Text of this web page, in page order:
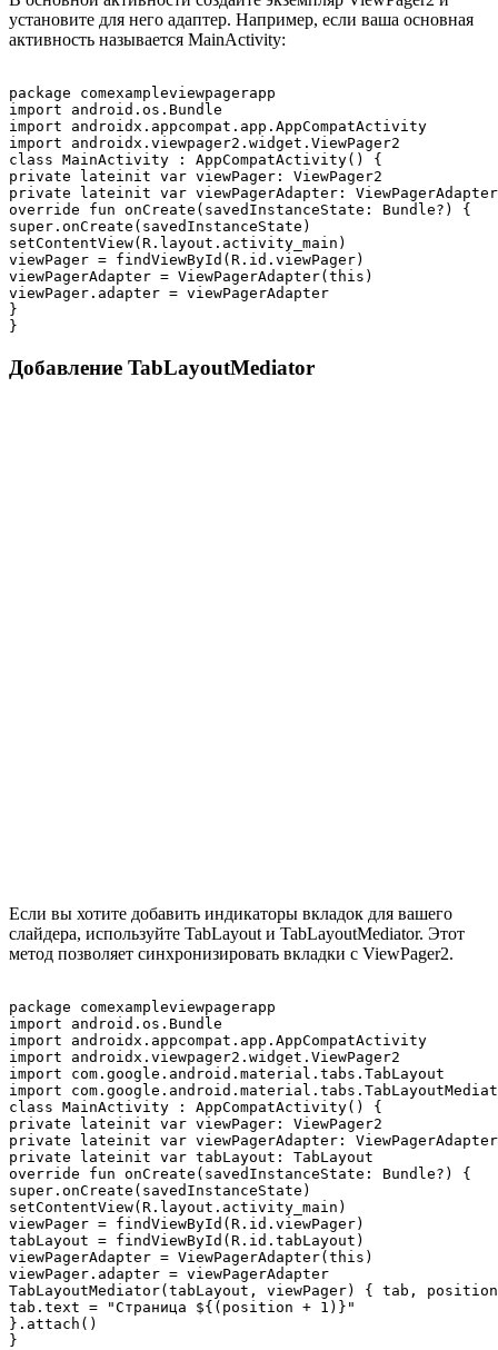
установите для него адаптер. Например, если ваша основная
активность называется MainActivity:
package comexampleviewpagerapp
import android.os.Bundle
import androidx.appcompat.app.AppCompatActivity
import androidx.viewpager2.widget.ViewPager2
class MainActivity : AppCompatActivity() {
private lateinit var viewPager: ViewPager2
private lateinit var viewPagerAdapter: ViewPagerAdapter
override fun onCreate(savedInstanceState: Bundle?) {
super.onCreate(savedInstanceState)
setContentView(R.layout.activity_main)
viewPager = findViewById(R.id.viewPager)
viewPagerAdapter = ViewPagerAdapter(this)
viewPager.adapter = viewPagerAdapter
}
Добавление TabLayoutMediator
Если вы хотите добавить индикаторы вкладок для вашего
слайдера, используйте TabLayout и TabLayoutMediator. Этот
метод позволяет синхронизировать вкладки с ViewPager2.
package comexampleviewpagerapp
import android.os.Bundle
import androidx.appcompat.app.AppCompatActivity
import androidx.viewpager2.widget.ViewPager2
import com.google.android.material.tabs.TabLayout
import
class MainActivity : AppCompatActivity() {
private lateinit var viewPager: ViewPager2
private lateinit var viewPagerAdapter: ViewPagerAdapter
private lateinit var tabLayout: TabLayout
override fun onCreate(savedInstanceState: Bundle?) {
super.onCreate(savedInstanceState)
setContentView(R.layout.activity_main)
viewPager = findViewById(R.id.viewPager)
tabLayout = findViewById(R.id.tabLayout)
viewPagerAdapter = ViewPagerAdapter(this)
viewPager.adapter = viewPagerAdapter
TabLayoutMediator(tabLayout, viewPager) { tab,
tab.text = "Страница ${(position + 1)}"
}.attach()
}